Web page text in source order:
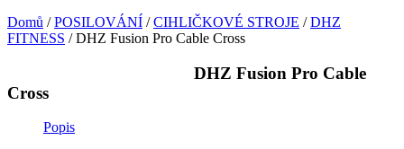
Domů /POSILOVÁNÍ /CIHLIČKOVÉ STROJE /DHZ
FITNESS / DHZ Fusion Pro Cable Cross
DHZ Fusion Pro Cable
Cross
Popis